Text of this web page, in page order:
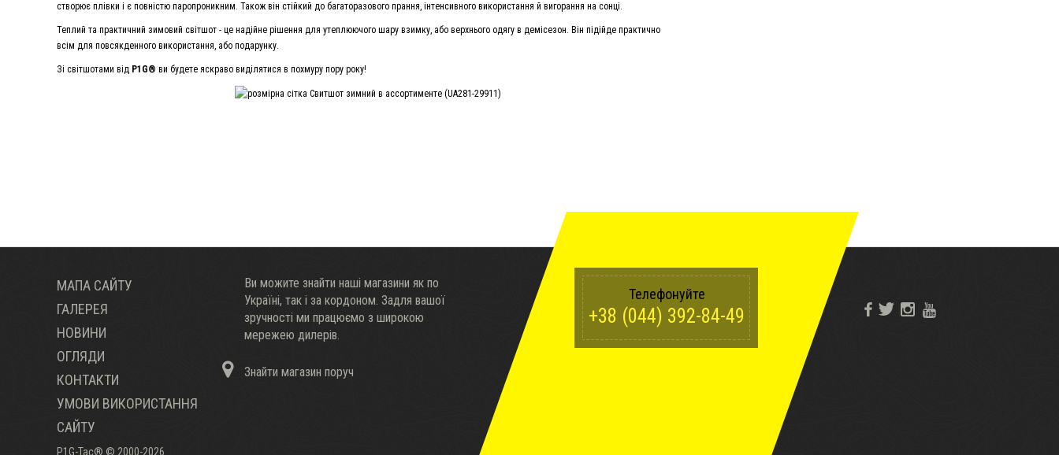
створює плівки і є повністю паропроникним. Також він стійкий до багаторазового прання, інтенсивного використання й вигорання на сонці.
Теплий та практичний зимовий світшот - це надійне рішення для утеплюючого шару взимку, або верхнього одягу в демісезон. Він підійде практично
всім для повсякденного використання, або подарунку.
Зі світшотами від P1G® ви будете яскраво виділятися в похмуру пору року!
МАПА САЙТУ
ГАЛЕРЕЯ
НОВИНИ
ОГЛЯДИ
КОНТАКТИ
УМОВИ ВИКОРИСТАННЯ
САЙТУ
P1G-Tac® © 2000-2026
Ви можите знайти наші магазини як по
Украïні, так і за кордоном. Задля вашої
зручності ми працюємо з широкою
мережею дилерів.
Знайти магазин поруч
Телефонуйте
+38 (044) 392-84-49